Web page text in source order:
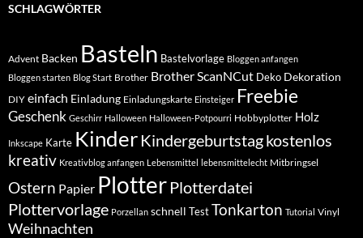
SCHLAGWÖRTER
Advent Backen Basteln Bastelvorlage Bloggen anfangen
Bloggen starten Blog Start Brother Brother ScanNCut Deko Dekoration
DIY einfach Einladung Einladungskarte Einsteiger Freebie
Geschenk Geschirr Halloween Halloween-Potpourri Hobbyplotter Holz
Inkscape Karte Kinder Kindergeburtstagkostenlos
kreativ Kreativblog anfangen Lebensmittel lebensmittelecht Mitbringsel
Ostern Papier Plotter Plotterdatei
Plottervorlage Porzellan schnell TestTonkarton Tutorial Vinyl
Weihnachten